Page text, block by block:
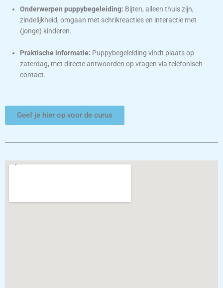
Onderwerpen puppybegeleiding: Bijten, alleen thuis zijn,
zindelijkheid, omgaan met schrikreacties en interactie met
(jonge) kinderen.
Praktische informatie: Puppybegeleiding vindt plaats op
zaterdag, met directe antwoorden op vragen via telefonisch
contact.
Geef je hier op voor de curus